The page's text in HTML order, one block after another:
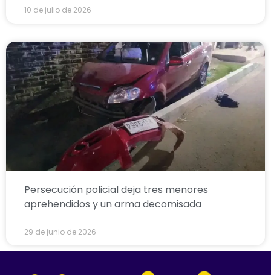
10 de julio de 2026
Persecución policial deja tres menores
aprehendidos y un arma decomisada
29 de junio de 2026